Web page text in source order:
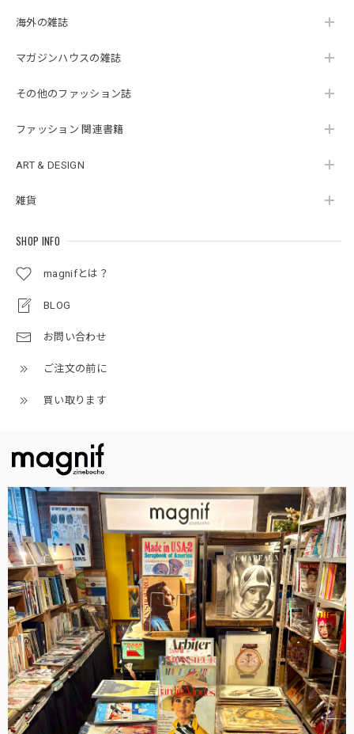
海外の雑誌
マガジンハウスの雑誌
その他のファッション誌
ファッション 関連書籍
ART & DESIGN
雑貨
SHOP INFO
magnifとは？
BLOG
お問い合わせ
ご注文の前に
買い取ります